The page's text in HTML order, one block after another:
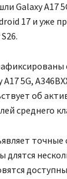
Galaxy A17
17 и уже
5G,
об
среднего
точные